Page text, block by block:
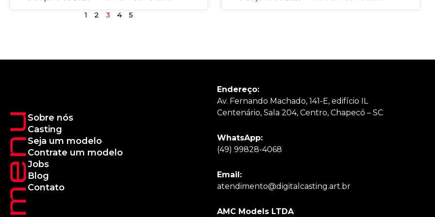
1 2 3 4 5
Sobre nós
Casting
Seja um modelo
Contrate um modelo
Jobs
Blog
Contato
Endereço:
Av. Fernando Machado, 141-E, edifício IL
Centenário, Sala 204, Centro, Chapecó – SC
WhatsApp:
(49) 99828-4068
Email:
atendimento@digitalcasting.art.br
AMC Models LTDA